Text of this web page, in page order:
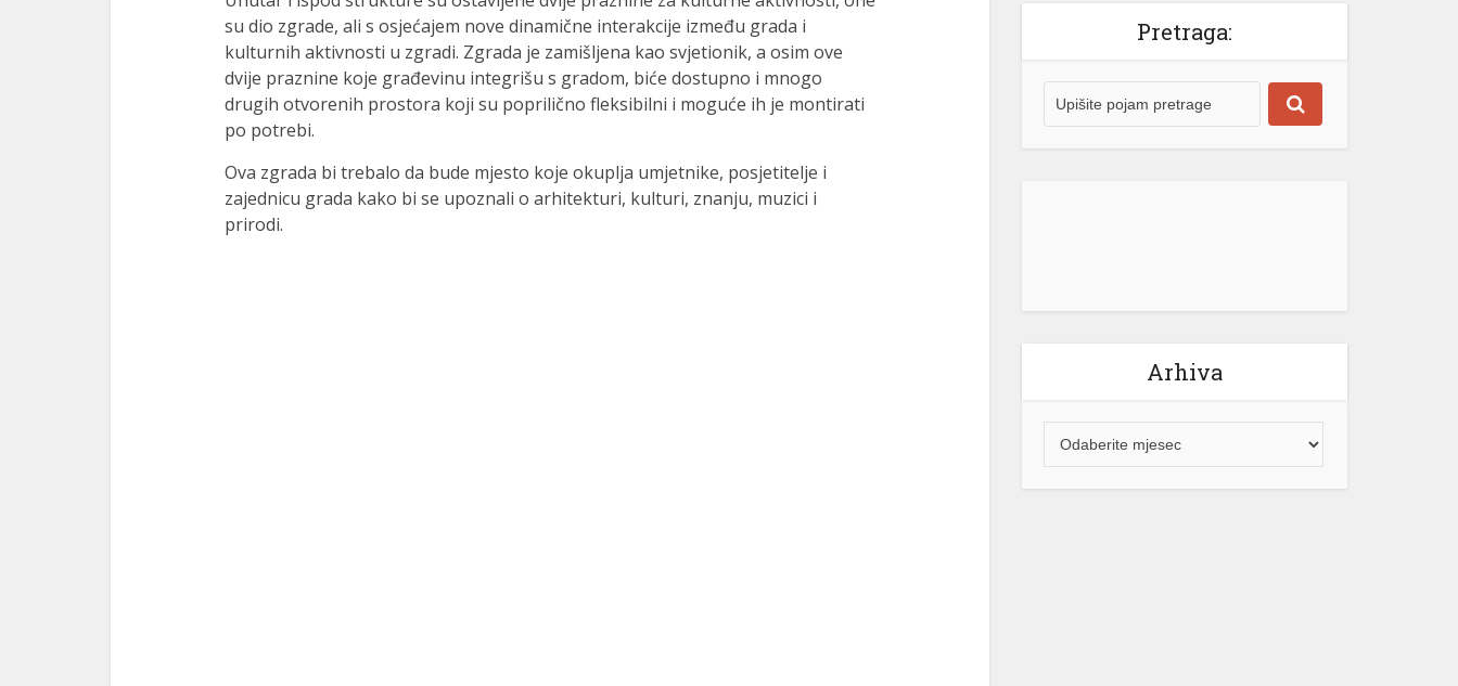
su dio zgrade, ali s osjećajem nove dinamične interakcije između grada i
kulturnih aktivnosti u zgradi. Zgrada je zamišljena kao svjetionik, a osim ove
dvije praznine koje građevinu integrišu s gradom, biće dostupno i mnogo
drugih otvorenih prostora koji su poprilično fleksibilni i moguće ih je montirati
po potrebi.
Ova zgrada bi trebalo da bude mjesto koje okuplja umjetnike, posjetitelje i
zajednicu grada kako bi se upoznali o arhitekturi, kulturi, znanju, muzici i
prirodi.
Gori, a svakodnevno stižu snimci koji
nas uvjeravaju da on “nije sa ove
velike mase poznatih sportista i
ličnosti. @krivokapic00♬ original
sound – Luka Krivokapic Gotovo